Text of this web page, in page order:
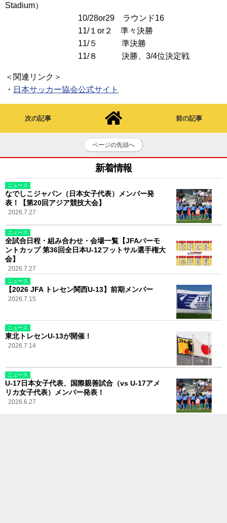
Stadium）
10/28or29 ラウンド16
11/１or２ 準々決勝
11/５ 準決勝
11/８ 決勝、3/4位決定戦
＜関連リンク＞
・ 日本サッカー協会公式サイト
次の記事 前の記事
ページの先頭へ
新着情報
ニュース
なでしこジャパン（日本女子代表）メンバー発
表！【第20回アジア競技大会】
2026.7.27
ニュース
全試合日程・組み合わせ・会場一覧【JFAバーモ
ントカップ 第36回全日本U-12フットサル選手権大
会】
2026.7.27
ニュース
【2026 JFA トレセン関西U-13】前期メンバー
2026.7.15
ニュース
東北トレセンU-13が開催！
2026.7.14
ニュース
U-17日本女子代表、国際親善試合（vs U-17アメ
リカ女子代表）メンバー発表！
2026.6.27